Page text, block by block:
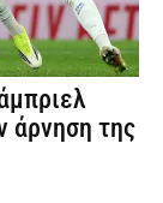
άρνηση της